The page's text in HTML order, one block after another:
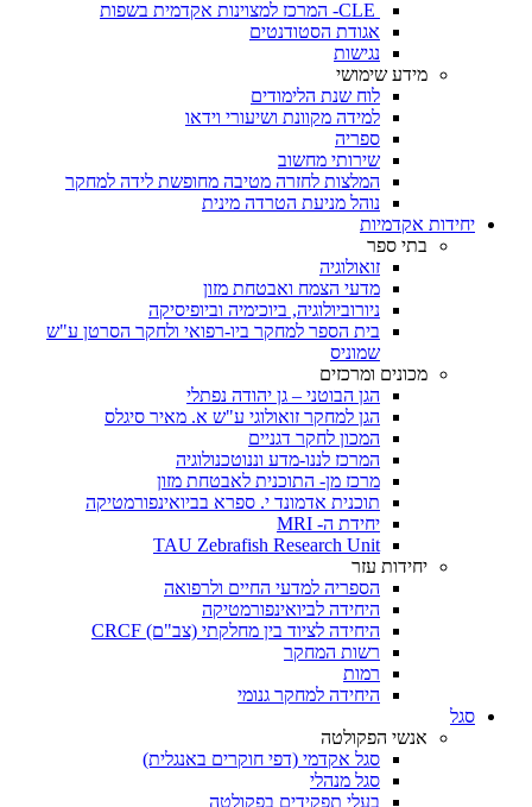
אגודת הסטודנטים
נגישות
מידע שימושי
לוח שנת הלימודים
למידה מקוונת ושיעורי וידאו
ספריה
שירותי מחשוב
המלצות לחזרה מטיבה מחופשת לידה למחקר
נוהל מניעת הטרדה מינית
יחידות אקדמיות
בתי ספר
זואולוגיה
מדעי הצמח ואבטחת מזון
ניורוביולוגיה, ביוכימיה וביופיסיקה
בית הספר למחקר ביו-רפואי ולחקר הסרטן ע"ש
שמוניס
מכונים ומרכזים
הגן הבוטני – גן יהודה נפתלי
הגן למחקר זואולוגי ע"ש א. מאיר סיגלס
המכון לחקר דגניים
המרכז לננו-מדע וננוטכנולוגיה
מרכז מן- התוכנית לאבטחת מזון
תוכנית אדמונד י. ספרא בביואינפורמטיקה
יחידת ה- MRI
TAU Zebrafish Research Unit
יחידות עזר
הספריה למדעי החיים ולרפואה
היחידה לביואינפורמטיקה
היחידה לציוד בין מחלקתי (צב"ם) CRCF
רשות המחקר
רמות
היחידה למחקר גנומי
סגל
אנשי הפקולטה
סגל אקדמי (דפי חוקרים באנגלית)
סגל מנהלי
בעלי תפקידים בפקולטה